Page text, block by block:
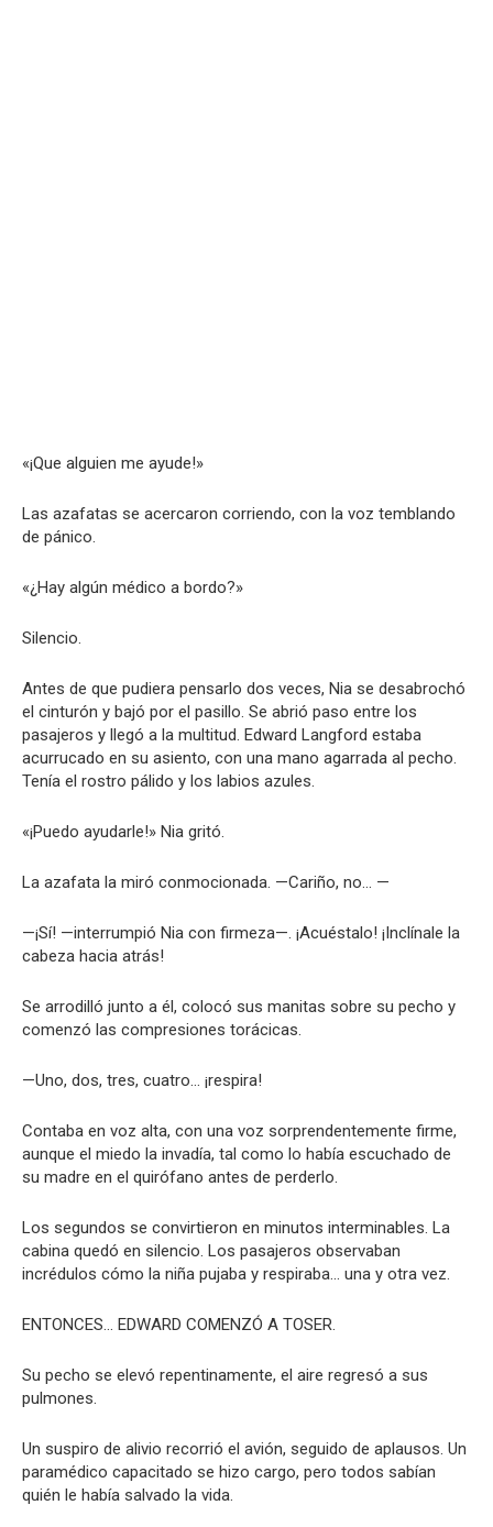
«¡Que alguien me ayude!»
Las azafatas se acercaron corriendo, con la voz temblando
de pánico.
«¿Hay algún médico a bordo?»
Silencio.
Antes de que pudiera pensarlo dos veces, Nia se desabrochó
el cinturón y bajó por el pasillo. Se abrió paso entre los
pasajeros y llegó a la multitud. Edward Langford estaba
acurrucado en su asiento, con una mano agarrada al pecho.
Tenía el rostro pálido y los labios azules.
«¡Puedo ayudarle!» Nia gritó.
La azafata la miró conmocionada. —Cariño, no… —
—¡Sí! —interrumpió Nia con firmeza—. ¡Acuéstalo! ¡Inclínale la
cabeza hacia atrás!
Se arrodilló junto a él, colocó sus manitas sobre su pecho y
comenzó las compresiones torácicas.
—Uno, dos, tres, cuatro… ¡respira!
Contaba en voz alta, con una voz sorprendentemente firme,
aunque el miedo la invadía, tal como lo había escuchado de
su madre en el quirófano antes de perderlo.
Los segundos se convirtieron en minutos interminables. La
cabina quedó en silencio. Los pasajeros observaban
incrédulos cómo la niña pujaba y respiraba… una y otra vez.
ENTONCES… EDWARD COMENZÓ A TOSER.
Su pecho se elevó repentinamente, el aire regresó a sus
pulmones.
Un suspiro de alivio recorrió el avión, seguido de aplausos. Un
paramédico capacitado se hizo cargo, pero todos sabían
quién le había salvado la vida.